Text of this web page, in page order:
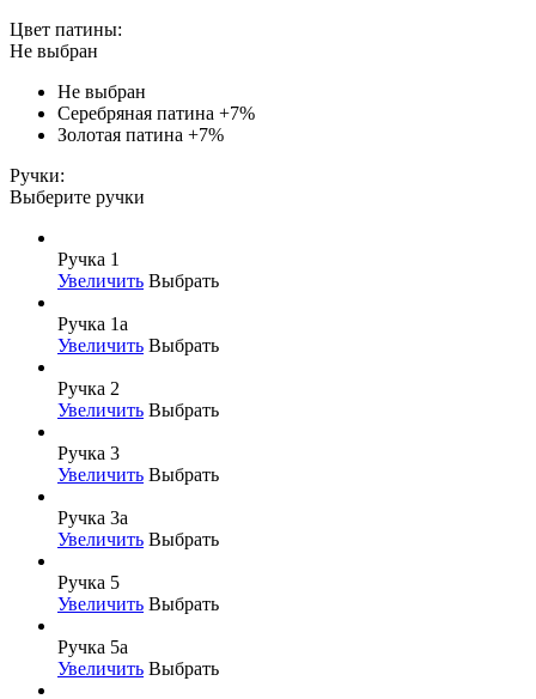
Цвет патины:
Не выбран
Не выбран
Серебряная патина +7%
Золотая патина +7%
Ручки:
Выберите ручки
Ручка 1
Увеличить Выбрать
Ручка 1а
Увеличить Выбрать
Ручка 2
Увеличить Выбрать
Ручка 3
Увеличить Выбрать
Ручка 3а
Увеличить Выбрать
Ручка 5
Увеличить Выбрать
Ручка 5а
Увеличить Выбрать